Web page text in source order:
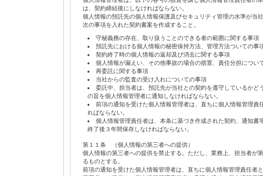
は、契約締結後にしなければならない。
個人情報の預託先の個人情報保護及びセキュリティ管理の水準が当
次の事項を入れた契約書案を作成すること。
守秘義務の存在、取り扱うことのできる者の範囲に関する事項
預託先における個人情報の秘密保持方法、管理方法ついての事
契約終了時の個人情報の返却及び消去に関する事項
個人情報が漏えい、その他事故の場合の措置、責任分担につい
再委託に関する事項
当社からの監査の受け入れについての事項
委託中、担当者は、預託先が当社との契約を遵守しているか
の旨を個人情報管理者に通知しなければならない。
前項の通知を受けた個人情報管理者は、直ちに個人情報管理
ればならない。
個人情報管理責任者は、本条に基づき作成された契約、通知
終了後３年間保存しなければならない。
第１１条 （個人情報の第三者への提供）
個人情報の第三者への提供を禁止する。ただし、業務上、担当者が
るものとする。
前項の通知を受けた個人情報管理者は、直ちに個人情報管理責任者